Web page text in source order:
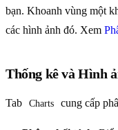
bạn. Khoanh vùng một
các hình ảnh đó. Xem
Thống kê và Hình
Tab Charts cung cấp